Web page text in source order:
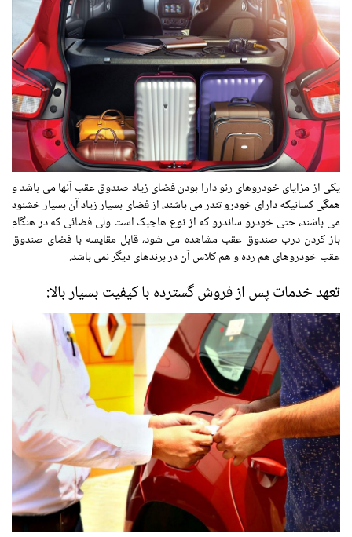
یکی از مزایای خودروهای رنو دارا بودن فضای زیاد صندوق عقب آنها می باشد و
همگی کسانیکه دارای خودرو تندر می باشند، از فضای بسیار زیاد آن بسیار خشنود
می باشند، حتی خودرو ساندرو که از نوع هاچبک است ولی فضائی که در هنگام
باز کردن درب صندوق عقب مشاهده می شود، قابل مقایسه با فضای صندوق
عقب خودروهای هم رده و هم کلاس آن در برندهای دیگر نمی باشد.
تعهد خدمات پس از فروش گسترده با کیفیت بسیار بالا: